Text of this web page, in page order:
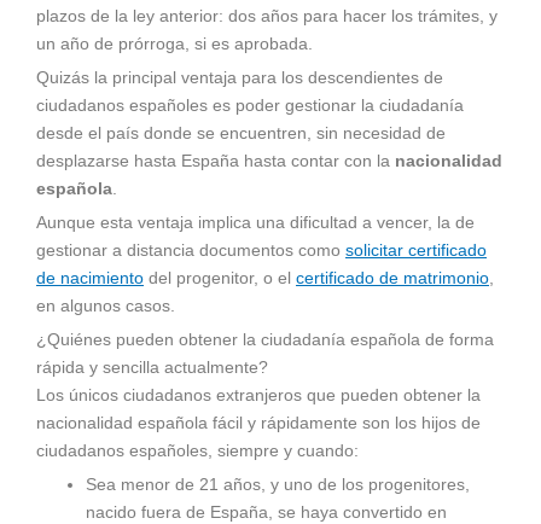
plazos de la ley anterior: dos años para hacer los trámites, y
un año de prórroga, si es aprobada.
Quizás la principal ventaja para los descendientes de
ciudadanos españoles es poder gestionar la ciudadanía
desde el país donde se encuentren, sin necesidad de
desplazarse hasta España hasta contar con la nacionalidad
española.
Aunque esta ventaja implica una dificultad a vencer, la de
gestionar a distancia documentos como solicitar certificado
de nacimiento del progenitor, o el certificado de matrimonio,
en algunos casos.
¿Quiénes pueden obtener la ciudadanía española de forma
rápida y sencilla actualmente?
Los únicos ciudadanos extranjeros que pueden obtener la
nacionalidad española fácil y rápidamente son los hijos de
ciudadanos españoles, siempre y cuando:
Sea menor de 21 años, y uno de los progenitores,
nacido fuera de España, se haya convertido en